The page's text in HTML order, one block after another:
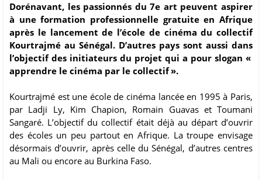
Dorénavant, les passionnés du 7e art peuvent aspirer
à une formation professionnelle gratuite en Afrique
après le lancement de l’école de cinéma du collectif
Kourtrajmé au Sénégal. D’autres pays sont aussi dans
l’objectif des initiateurs du projet qui a pour slogan «
apprendre le cinéma par le collectif ».
Kourtrajmé est une école de cinéma lancée en 1995 à Paris,
par Ladji Ly, Kim Chapion, Romain Guavas et Toumani
Sangaré. L’objectif du collectif était déjà au départ d’ouvrir
des écoles un peu partout en Afrique. La troupe envisage
désormais d’ouvrir, après celle du Sénégal, d’autres centres
au Mali ou encore au Burkina Faso.